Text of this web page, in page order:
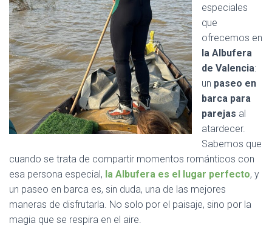
especiales
que
ofrecemos en
la Albufera
de Valencia:
un paseo en
barca para
parejas al
atardecer.
Sabemos que
cuando se trata de compartir momentos románticos con
esa persona especial, la Albufera es el lugar perfecto, y
un paseo en barca es, sin duda, una de las mejores
maneras de disfrutarla. No solo por el paisaje, sino por la
magia que se respira en el aire.